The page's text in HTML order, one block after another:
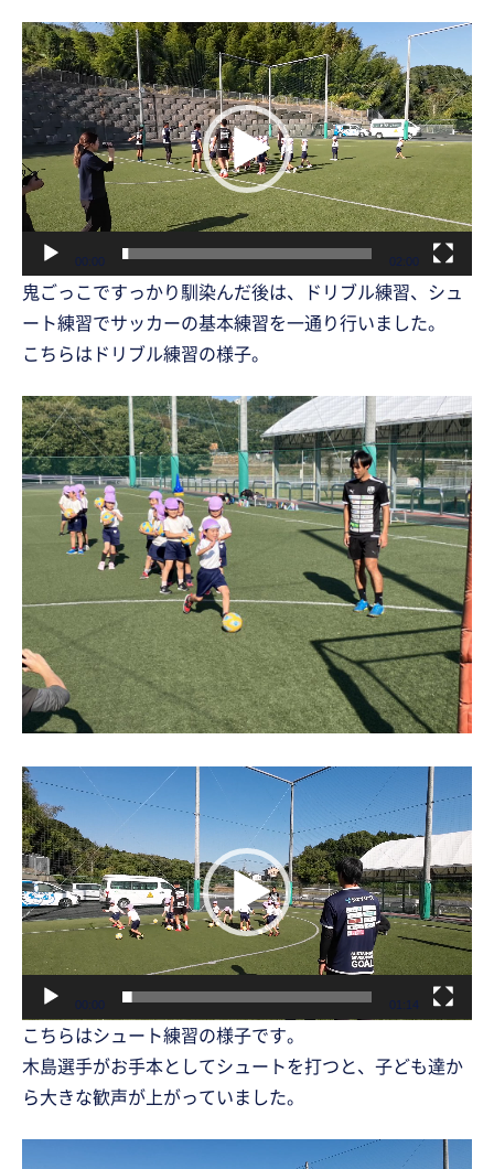
動
画
プ
レ
ー
ヤ
ー
00:00 02:00
鬼ごっこですっかり馴染んだ後は、ドリブル練習、シュ
ート練習でサッカーの基本練習を一通り行いました。
こちらはドリブル練習の様子。
動
画
プ
レ
ー
ー
00:00 01:14
こちらはシュート練習の様子です。
木島選手がお手本としてシュートを打つと、子ども達か
ら大きな歓声が上がっていました。